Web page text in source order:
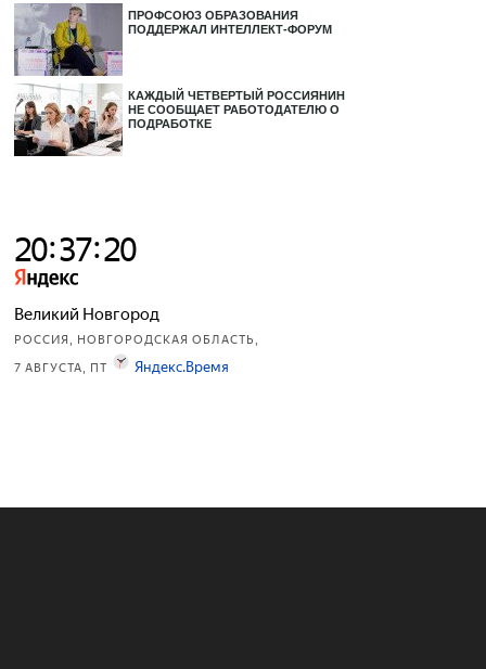
ПРОФСОЮЗ ОБРАЗОВАНИЯ
ПОДДЕРЖАЛ ИНТЕЛЛЕКТ-ФОРУМ
КАЖДЫЙ ЧЕТВЕРТЫЙ РОССИЯНИН
НЕ СООБЩАЕТ РАБОТОДАТЕЛЮ О
ПОДРАБОТКЕ